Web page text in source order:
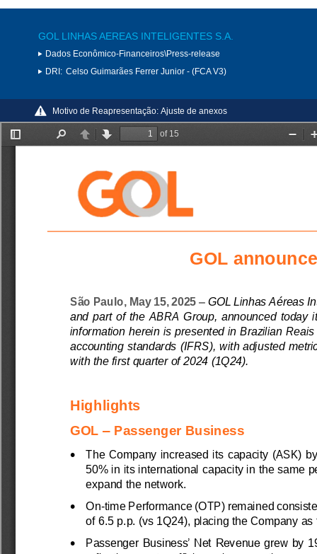
GOL LINHAS AEREAS INTELIGENTES S.A.
Dados Econômico-Financeiros\Press-release
DRI: Celso Guimarães Ferrer Junior - (FCA V3)
Motivo de Reapresentação: Ajuste de anexos